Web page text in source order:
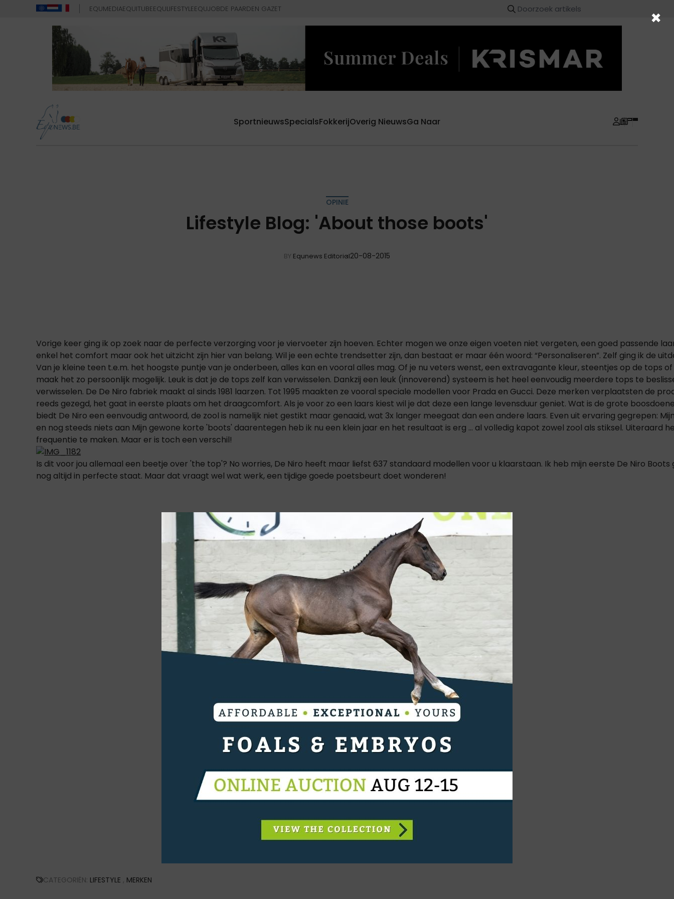
EQUMEDIAEQUITUBEEQULIFESTYLEEQUJOBDE PAARDEN GAZET
SportnieuwsSpecialsFokkerijOverig NieuwsGa Naar
OPINIE
Lifestyle Blog: 'About those boots'
BY Equnews Editorial20-08-2015
Vorige keer ging ik op zoek naar de perfecte verzorging voor je viervoeter zijn hoeven. Echter mogen we onze eigen voeten niet vergeten, een goed passende
enkel het comfort maar ook het uitzicht zijn hier van belang. Wil je een echte trendsetter zijn, dan bestaat er maar één woord: “Personaliseren”. Zelf ging ik de
Van je kleine teen t.e.m. het hoogste puntje van je onderbeen, alles kan en vooral alles mag. Of je nu veters wenst, een extravagante kleur, steentjes op de tops of
maak het zo persoonlijk mogelijk. Leuk is dat je de tops zelf kan verwisselen. Dankzij een leuk (innoverend) systeem is het heel eenvoudig meerdere tops te
verwisselen. De De Niro fabriek maakt al sinds 1981 laarzen. Tot 1995 maakten ze vooral speciale modellen voor Prada en Gucci. Deze merken verplaatsten de
reeds gezegd, het gaat in eerste plaats om het draagcomfort. Als je voor zo een laars kiest wil je dat deze een lange levensduur geniet. Wat is de grote
biedt De Niro een eenvoudig antwoord, de zool is namelijk niet gestikt maar genaaid, wat 3x langer meegaat dan een andere laars. Even uit ervaring gegrepen:
en nog steeds niets aan Mijn gewone korte 'boots' daarentegen heb ik nu een klein jaar en het resultaat is erg ... al volledig kapot zowel zool als stiksel. Uiteraard
frequentie te maken. Maar er is toch een verschil!
Is dit voor jou allemaal een beetje over 'the top'? No worries, De Niro heeft maar liefst 637 standaard modellen voor u klaarstaan. Ik heb mijn eerste De Niro
nog altijd in perfecte staat. Maar dat vraagt wel wat werk, een tijdige goede poetsbeurt doet wonderen!
CATEGORIËN: LIFESTYLE , MERKEN
×